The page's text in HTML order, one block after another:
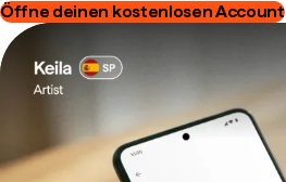
Öffne deinen kostenlosen Account